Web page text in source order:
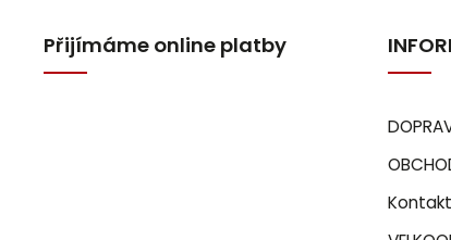
Přijímáme online platby